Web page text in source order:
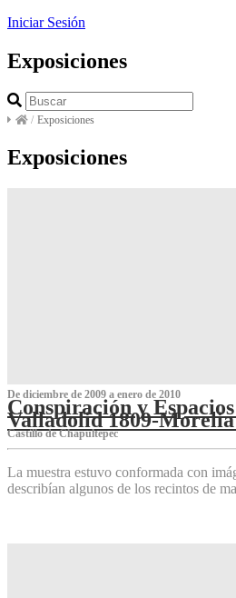
Iniciar Sesión
Exposiciones
/ Exposiciones
Exposiciones
De diciembre de 2009 a enero de 2010
Conspiración y
Valladolid 1809-Morelia
Castillo de Chapultepec
La muestra estuvo conformada con
describían algunos de los recintos de